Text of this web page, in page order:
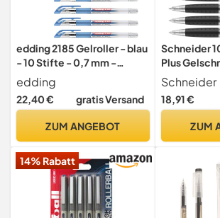
edding 2185 Gelroller - blau
- 10 Stifte - 0,7 mm -
Gelstifte zum Schreiben,
Malen, Mandala,
Bulletjournal -
edding
22,40 € gratis Versand
ZUM ANGEBOT
Schneider
Plus
Strichstärke
Schneider
18,91 €
ZUM
14% Rabatt